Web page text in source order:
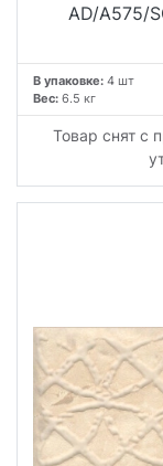
AD/A575/
В упаковке: 4 шт
Вес: 6.5 кг
Товар снят с